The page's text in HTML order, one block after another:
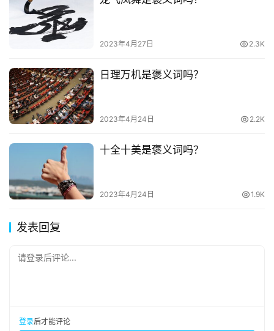
2023年4月27日 2.3K
日理万机是褒义词吗？
2023年4月24日 2.2K
十全十美是褒义词吗？
2023年4月24日 1.9K
发表回复
请登录后评论...
登录后才能评论